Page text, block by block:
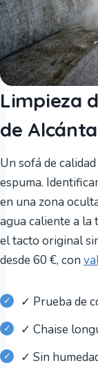
Limpieza
de
Un sofá de
espuma.
en una zona
agua caliente a la
el tacto original
desde 60 €, con
✓ Prueba de
✓ Chaise
✓ Sin